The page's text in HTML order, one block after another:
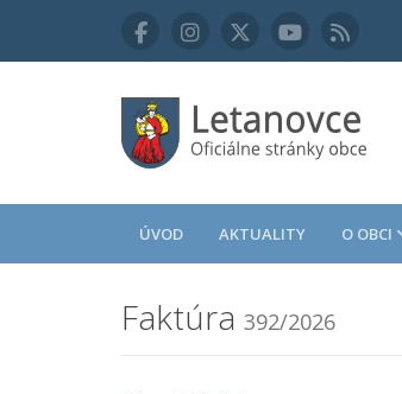
ÚVOD AKTUALITY O OBCI
Faktúra 392/2026